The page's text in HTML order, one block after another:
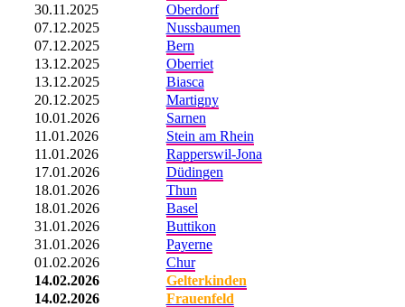
30.11.2025
Oberdorf
07.12.2025
Nussbaumen
07.12.2025
Bern
13.12.2025
Oberriet
13.12.2025
Biasca
20.12.2025
Martigny
10.01.2026
Sarnen
11.01.2026
Stein am Rhein
11.01.2026
Rapperswil-Jona
17.01.2026
Düdingen
18.01.2026
Thun
18.01.2026
Basel
31.01.2026
Buttikon
31.01.2026
Payerne
01.02.2026
Chur
14.02.2026
Gelterkinden
14.02.2026
Frauenfeld